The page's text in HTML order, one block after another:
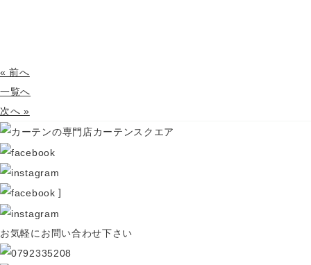
« 前へ
一覧へ
次へ »
]
お気軽にお問い合わせ下さい